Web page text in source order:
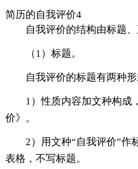
简历的自我评价4
自我评价的结构由标题
（1）标题。
自我评价的标题有两种形
1）性质内容加文种构成
价》。
2）用文种“自我评价”作
表格，不写标题。